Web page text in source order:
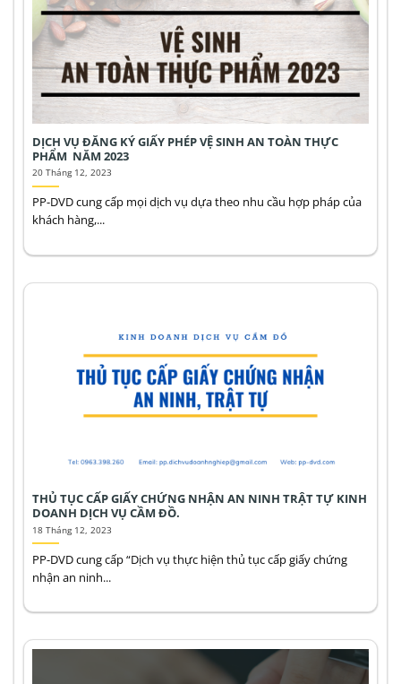
DỊCH VỤ ĐĂNG KÝ GIẤY PHÉP VỆ SINH AN TOÀN THỰC
PHẨM NĂM 2023
20 Tháng 12, 2023
PP-DVD cung cấp mọi dịch vụ dựa theo nhu cầu hợp pháp của
khách hàng,...
THỦ TỤC CẤP GIẤY CHỨNG NHẬN AN NINH TRẬT TỰ KINH
DOANH DỊCH VỤ CẦM ĐỒ.
18 Tháng 12, 2023
PP-DVD cung cấp “Dịch vụ thực hiện thủ tục cấp giấy chứng
nhận an ninh...